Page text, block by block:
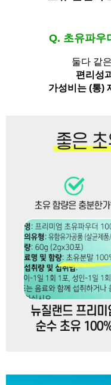
Q. 초유파우
둘다 같
편리성
가성비는 (통)